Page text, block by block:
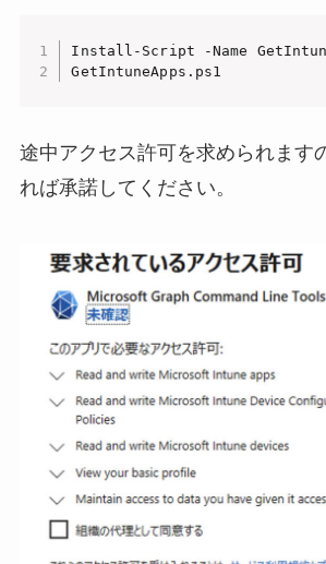
Install-Script -Name
GetIntuneApps.ps1
途中アクセス許可を求められます
れば承諾してください。